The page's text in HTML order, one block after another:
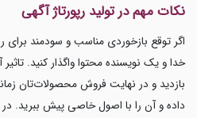
نکات مهم در تولید رپورتاژ آگهی
اگر توقع بازخوردی مناسب و سودمند برای
خدا و یک نویسنده محتوا واگذار کنید.
بازدید و در نهایت فروش محصولات‌تان
داده و آن را با اصول خاصی پیش ببرید. در